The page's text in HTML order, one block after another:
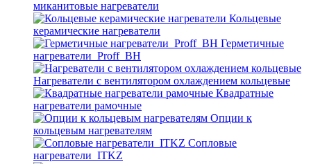
миканитовые нагреватели
Кольцевые
керамические нагреватели
Герметичные
нагреватели_Proff_BH
Нагреватели с вентилятором охлаждением кольцевые
Квадратные
нагреватели рамочные
Опции к
кольцевым нагревателям
Cопловые
нагреватели_ITKZ